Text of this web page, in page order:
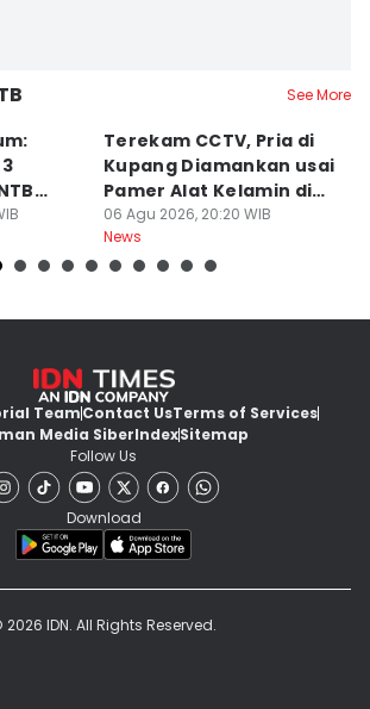
See More
Terekam CCTV, Pria di
Kupang Diamankan usai
Pamer Alat Kelamin di
Kios
06 Agu 2026, 20:20 WIB
News
TeamContact UsTerms of Services
Media SiberIndexSitemap
Follow Us
Download
2026 IDN. All Rights Reserved.